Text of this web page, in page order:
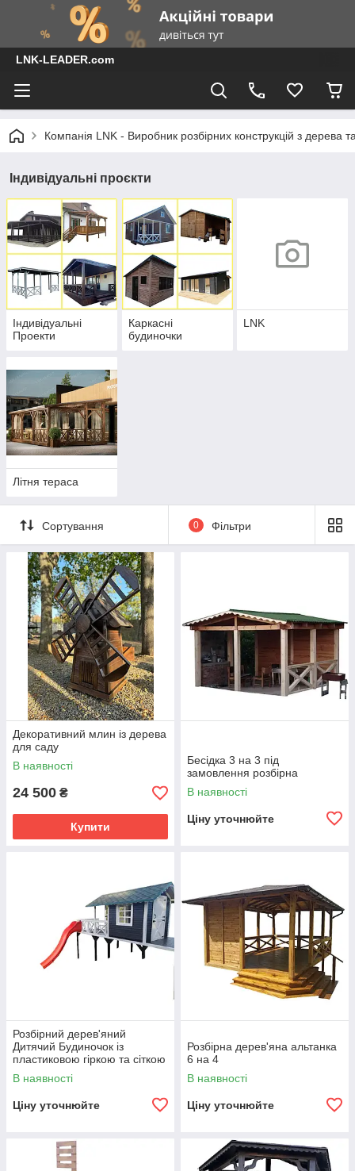
LNK-LEADER.com
Компанія LNK - Виробник розбірних конструкцій з дерева
Індивідуальні проєкти
Індивідуальні
Проекти
Каркасні
будиночки
LNK
Літня тераса
Сортування 0 Фільтри
Декоративний млин із дерева
для саду
В наявності
24 500 ₴
Купити
Бесідка 3 на 3 під
замовлення розбірна
В наявності
Ціну уточнюйте
Розбірний дерев'яний
Дитячий Будиночок із
пластиковою гіркою та сіткою
В наявності
Ціну уточнюйте
Розбірна дерев'яна альтанка
6 на 4
В наявності
Ціну уточнюйте